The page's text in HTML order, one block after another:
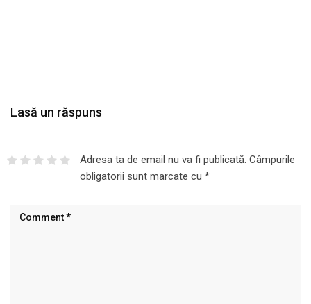
Lasă un răspuns
Adresa ta de email nu va fi publicată. Câmpurile
obligatorii sunt marcate cu *